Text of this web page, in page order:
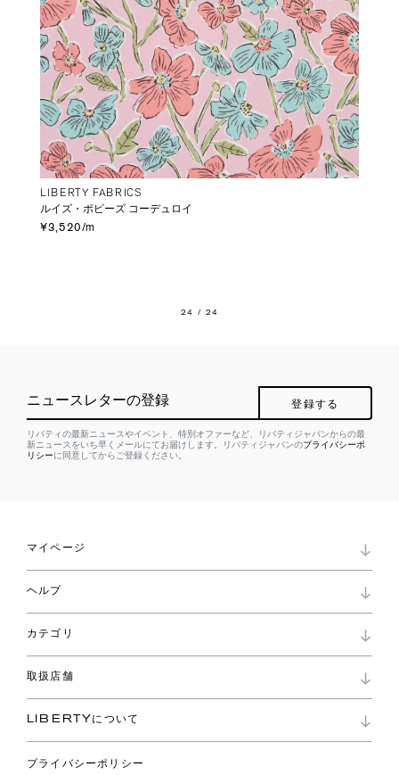
LIBERTY FABRICS
ルイズ・ポピーズ コーデュロイ
¥3,520/m
24 / 24
ニュースレターの登録 登録する
リバティの最新ニュースやイベント、特別オファーなど、リバティジャパンからの最
新ニュースをいち早くメールにてお届けします。リバティジャパンのプライバシーポ
リシーに同意してからご登録ください。
マイページ
ロイヤリティプログラム
パスワード再設定
ショッピングバッグ
ヘルプ
お問い合わせ
よくあるご質問
ご利用ガイド
カテゴリ
コレクション
ファブリックス
バッグ
スカーフ
取扱店舗
リバティ・ファブリックス
LIBERTYについて
プライバシーポリシー